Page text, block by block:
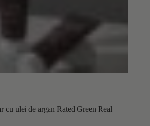
cu ulei de argan Rated Green Real